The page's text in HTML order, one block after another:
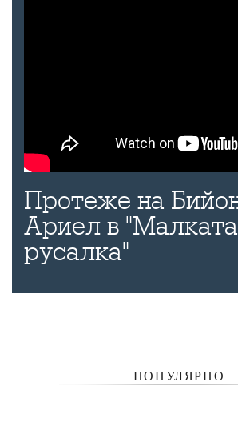
Протеже на
Ариел в "Малката
русалка"
ПОПУЛЯРНО